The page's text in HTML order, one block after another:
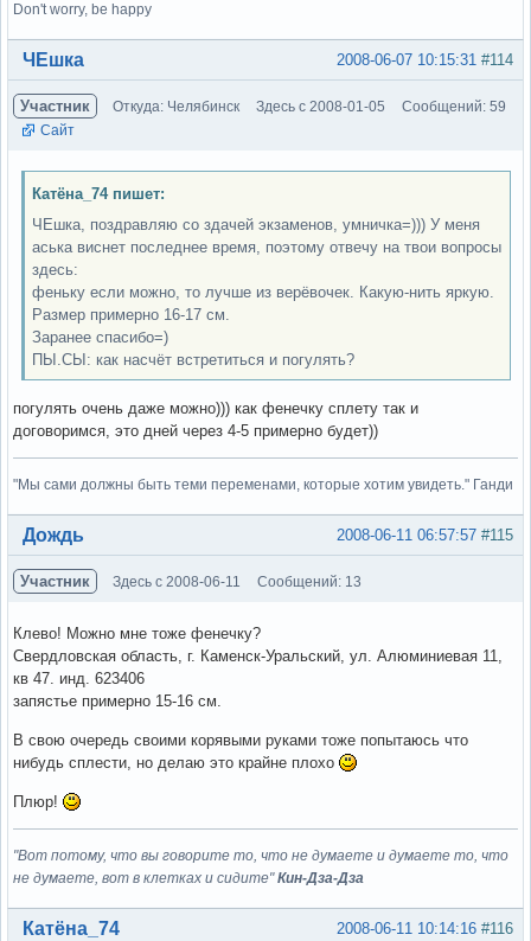
Don't worry, be happy
Вне форума #114
2008-06-07 10:15:31
ЧЕшка
Участник Откуда: Челябинск Здесь с 2008-01-05
Сообщений: 59
Сайт
Катёна_74 пишет:
ЧЕшка, поздравляю со здачей экзаменов, умничка=))) У меня
аська виснет последнее время, поэтому отвечу на твои вопросы
здесь:
феньку если можно, то лучше из верёвочек. Какую-нить яркую.
Размер примерно 16-17 см.
Заранее спасибо=)
ПЫ.СЫ: как насчёт встретиться и погулять?
погулять очень даже можно))) как фенечку сплету так и
договоримся, это дней через 4-5 примерно будет))
"Мы сами должны быть теми переменами, которые хотим увидеть." Ганди
Вне форума #115
2008-06-11 06:57:57
Дождь
Участник Здесь с 2008-06-11 Сообщений: 13
Клево! Можно мне тоже фенечку?
Свердловская область, г. Каменск-Уральский, ул. Алюминиевая 11,
кв 47. инд. 623406
запястье примерно 15-16 см.
В свою очередь своими корявыми руками тоже попытаюсь что
нибудь сплести, но делаю это крайне плохо
Плюр!
"Вот потому, что вы говорите то, что не думаете и думаете то, что
не думаете, вот в клетках и сидите"Кин-Дза-Дза
Вне форума #116
2008-06-11 10:14:16
Катёна_74